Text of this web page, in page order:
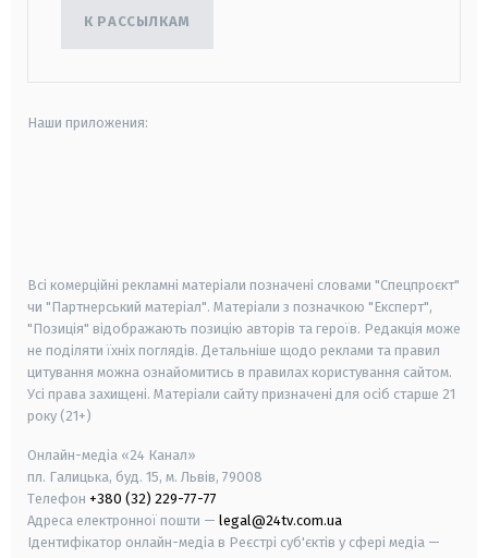
К РАССЫЛКАМ
Наши приложения:
Всі комерційні рекламні матеріали позначені словами "Спецпроєкт"
чи "Партнерський матеріал". Матеріали з позначкою "Експерт",
"Позиція" відображають позицію авторів та героїв. Редакція може
не поділяти їхніх поглядів. Детальніше щодо реклами та правил
цитування можна ознайомитись в правилах користування сайтом.
Усі права захищені. Матеріали сайту призначені для осіб старше 21
року (21+)
Онлайн-медіа «24 Канал»
пл. Галицька, буд. 15, м. Львів, 79008
Телефон +380 (32) 229-77-77
Адреса електронної пошти — legal@24tv.com.ua
Ідентифікатор онлайн-медіа в Реєстрі суб'єктів у сфері медіа —